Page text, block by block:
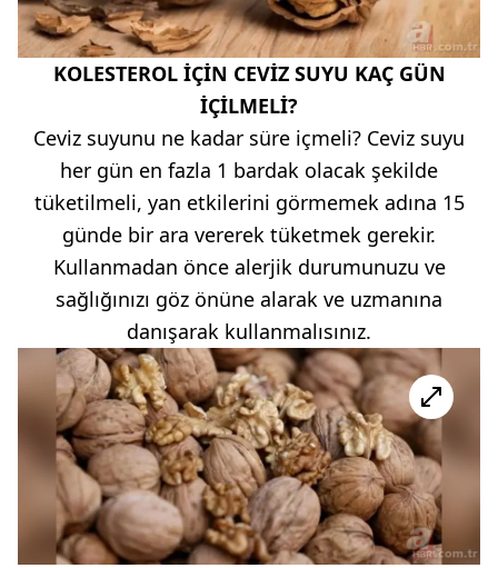
KOLESTEROL İÇİN CEVİZ SUYU KAÇ GÜN
İÇİLMELİ?
Ceviz suyunu ne kadar süre içmeli? Ceviz suyu
her gün en fazla 1 bardak olacak şekilde
tüketilmeli, yan etkilerini görmemek adına 15
günde bir ara vererek tüketmek gerekir.
Kullanmadan önce alerjik durumunuzu ve
sağlığınızı göz önüne alarak ve uzmanına
danışarak kullanmalısınız.